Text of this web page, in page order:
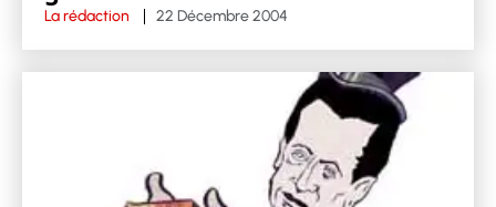
La rédaction 22 Décembre 2004